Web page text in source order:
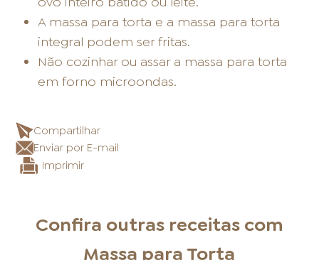
A massa para torta e a massa para torta
integral podem ser fritas.
Não cozinhar ou assar a massa para torta
em forno microondas.
Compartilhar
Enviar por E-mail
Imprimir
Confira outras receitas com
Massa para Torta